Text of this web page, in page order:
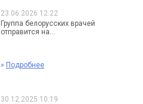
23.06.2026 12:22
Группа белорусских врачей
отправится на...
» Подробнее
30.12.2025 10:19